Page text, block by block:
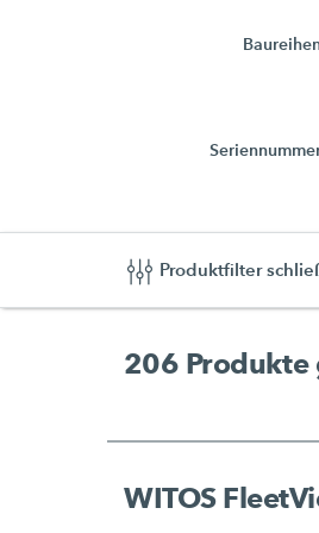
Produktfilter
206 Produkte
WITOS